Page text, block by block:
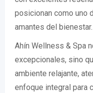
posicionan como uno
amantes del bienestar.
Ahín Wellness & Spa
excepcionales, sino
ambiente relajante,
enfoque integral para